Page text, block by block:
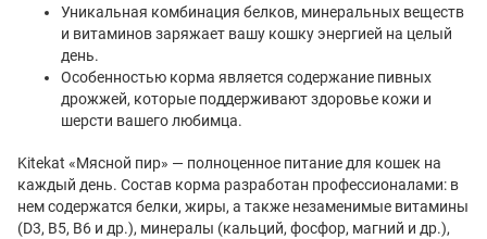
Уникальная комбинация белков, минеральных веществ
и витаминов заряжает вашу кошку энергией на целый
день.
Особенностью корма является содержание пивных
дрожжей, которые поддерживают здоровье кожи и
шерсти вашего любимца.
Kitekat «Мясной пир» — полноценное питание для кошек на
каждый день. Состав корма разработан профессионалами: в
нем содержатся белки, жиры, а также незаменимые витамины
(D3, B5, B6 и др.), минералы (кальций, фосфор, магний и др.),